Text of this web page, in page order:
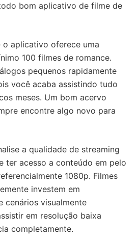
bom aplicativo de filme de
o aplicativo oferece uma
100 filmes de romance.
pequenos rapidamente
você acaba assistindo tudo
meses. Um bom acervo
encontre algo novo para
a qualidade de streaming
ter acesso a conteúdo em pelo
1080p. Filmes
investem em
cenários visualmente
em resolução baixa
completamente.